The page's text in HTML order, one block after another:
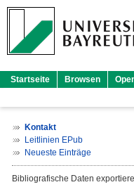
Startseite Browsen
Kontakt
Leitlinien EPub
Neueste Einträge
Bibliografische Daten